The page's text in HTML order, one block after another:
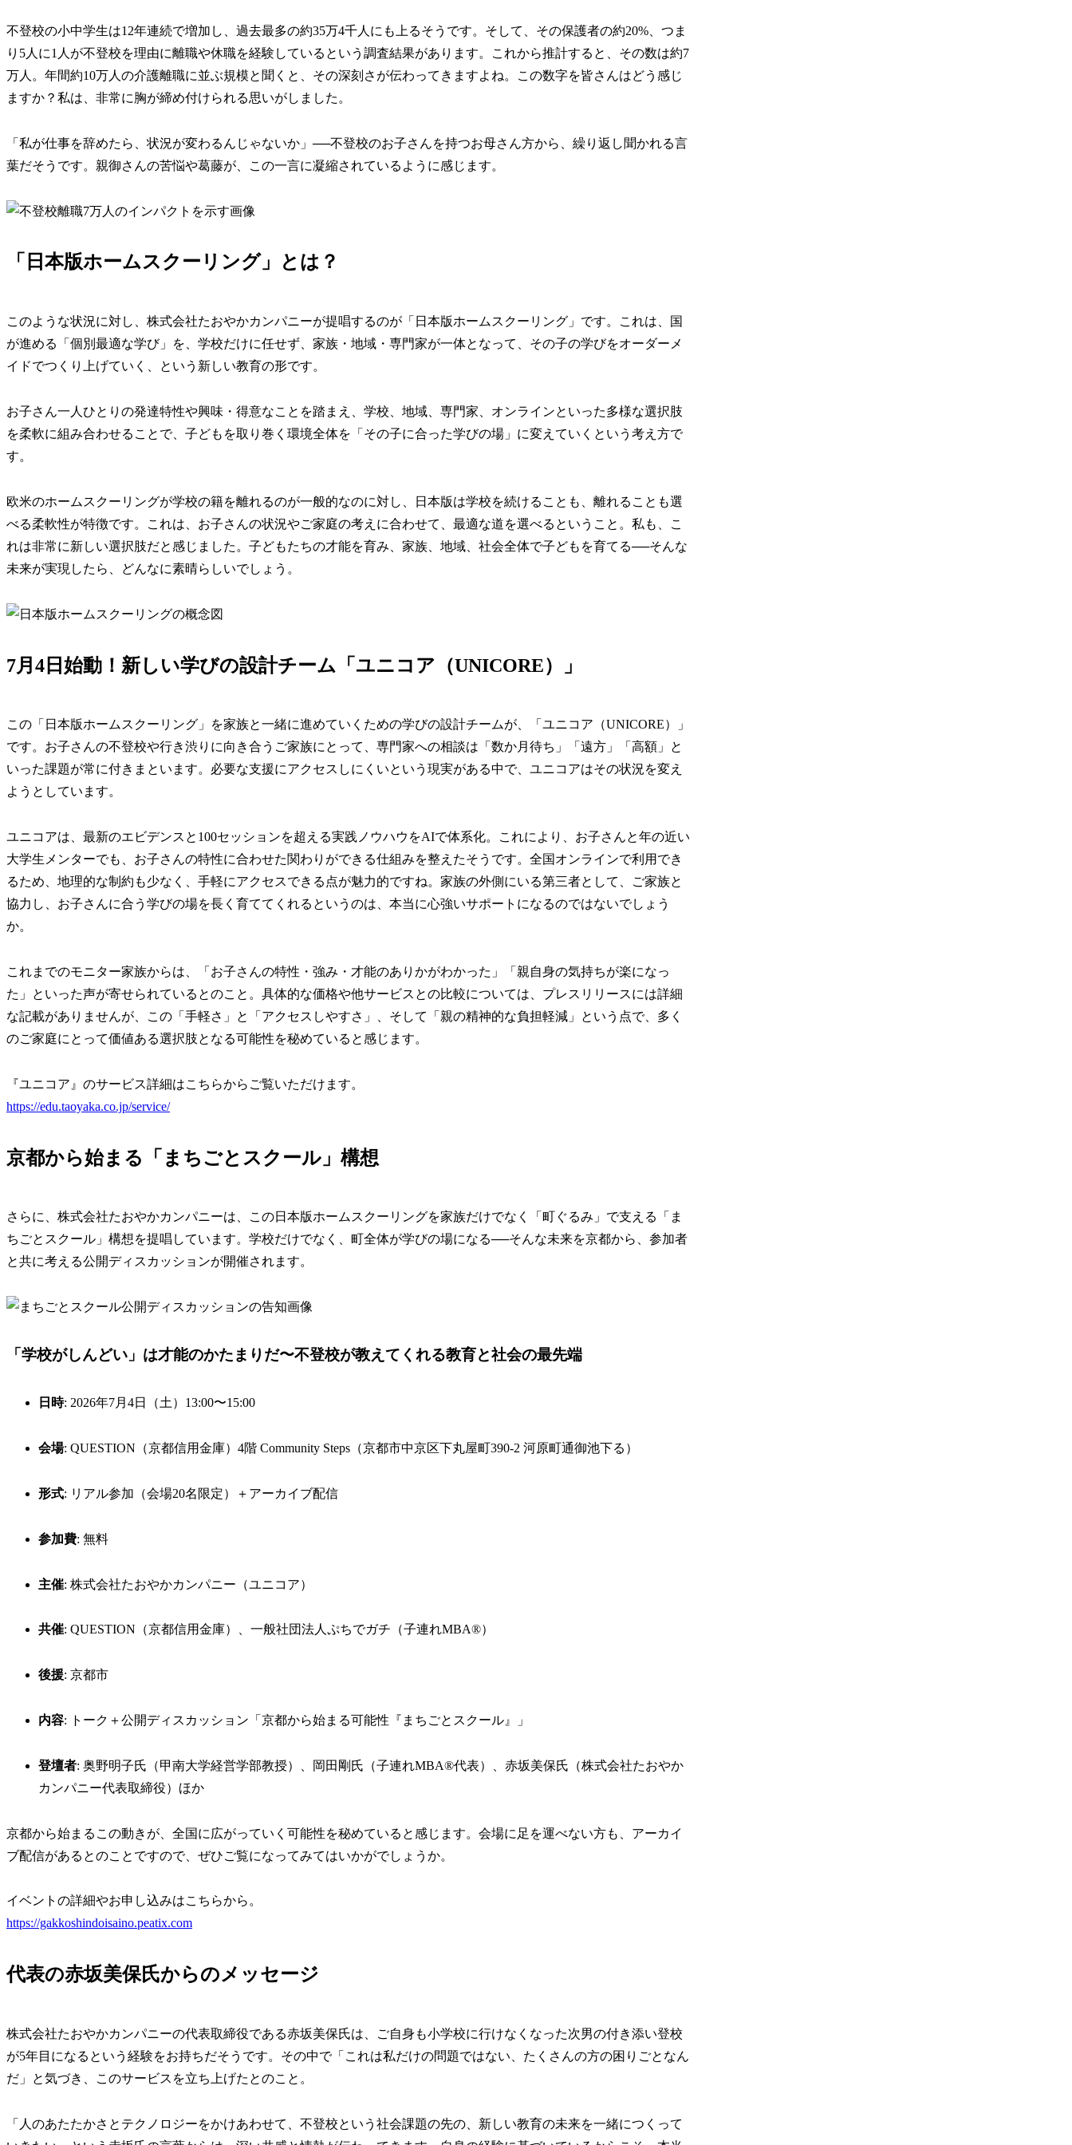
不登校の小中学生は12年連続で増加し、過去最多の約35万4千人にも上るそうです。そして、その保護者の約20%、つま
り5人に1人が不登校を理由に離職や休職を経験しているという調査結果があります。これから推計すると、その数は約7
万人。年間約10万人の介護離職に並ぶ規模と聞くと、その深刻さが伝わってきますよね。この数字を皆さんはどう感じ
ますか？私は、非常に胸が締め付けられる思いがしました。
「私が仕事を辞めたら、状況が変わるんじゃないか」──不登校のお子さんを持つお母さん方から、繰り返し聞かれる言
葉だそうです。親御さんの苦悩や葛藤が、この一言に凝縮されているように感じます。
「日本版ホームスクーリング」とは？
このような状況に対し、株式会社たおやかカンパニーが提唱するのが「日本版ホームスクーリング」です。これは、国
が進める「個別最適な学び」を、学校だけに任せず、家族・地域・専門家が一体となって、その子の学びをオーダーメ
イドでつくり上げていく、という新しい教育の形です。
お子さん一人ひとりの発達特性や興味・得意なことを踏まえ、学校、地域、専門家、オンラインといった多様な選択肢
を柔軟に組み合わせることで、子どもを取り巻く環境全体を「その子に合った学びの場」に変えていくという考え方で
す。
欧米のホームスクーリングが学校の籍を離れるのが一般的なのに対し、日本版は学校を続けることも、離れることも選
べる柔軟性が特徴です。これは、お子さんの状況やご家庭の考えに合わせて、最適な道を選べるということ。私も、こ
れは非常に新しい選択肢だと感じました。子どもたちの才能を育み、家族、地域、社会全体で子どもを育てる──そんな
未来が実現したら、どんなに素晴らしいでしょう。
7月4日始動！新しい学びの設計チーム「ユニコア（UNICORE）」
この「日本版ホームスクーリング」を家族と一緒に進めていくための学びの設計チームが、「ユニコア（UNICORE）」
です。お子さんの不登校や行き渋りに向き合うご家族にとって、専門家への相談は「数か月待ち」「遠方」「高額」と
いった課題が常に付きまといます。必要な支援にアクセスしにくいという現実がある中で、ユニコアはその状況を変え
ようとしています。
ユニコアは、最新のエビデンスと100セッションを超える実践ノウハウをAIで体系化。これにより、お子さんと年の近い
大学生メンターでも、お子さんの特性に合わせた関わりができる仕組みを整えたそうです。全国オンラインで利用でき
るため、地理的な制約も少なく、手軽にアクセスできる点が魅力的ですね。家族の外側にいる第三者として、ご家族と
協力し、お子さんに合う学びの場を長く育ててくれるというのは、本当に心強いサポートになるのではないでしょう
か。
これまでのモニター家族からは、「お子さんの特性・強み・才能のありかがわかった」「親自身の気持ちが楽になっ
た」といった声が寄せられているとのこと。具体的な価格や他サービスとの比較については、プレスリリースには詳細
な記載がありませんが、この「手軽さ」と「アクセスしやすさ」、そして「親の精神的な負担軽減」という点で、多く
のご家庭にとって価値ある選択肢となる可能性を秘めていると感じます。
『ユニコア』のサービス詳細はこちらからご覧いただけます。
https://edu.taoyaka.co.jp/service/
京都から始まる「まちごとスクール」構想
さらに、株式会社たおやかカンパニーは、この日本版ホームスクーリングを家族だけでなく「町ぐるみ」で支える「ま
ちごとスクール」構想を提唱しています。学校だけでなく、町全体が学びの場になる──そんな未来を京都から、参加者
と共に考える公開ディスカッションが開催されます。
「学校がしんどい」は才能のかたまりだ〜不登校が教えてくれる教育と社会の最先端
日時: 2026年7月4日（土）13:00〜15:00
会場: QUESTION（京都信用金庫）4階 Community Steps（京都市中京区下丸屋町390-2 河原町通御池下る）
形式: リアル参加（会場20名限定）＋アーカイブ配信
参加費: 無料
主催: 株式会社たおやかカンパニー（ユニコア）
共催: QUESTION（京都信用金庫）、一般社団法人ぷちでガチ（子連れMBA®）
後援: 京都市
内容: トーク＋公開ディスカッション「京都から始まる可能性『まちごとスクール』」
登壇者: 奥野明子氏（甲南大学経営学部教授）、岡田剛氏（子連れMBA®代表）、赤坂美保氏（株式会社たおやか
カンパニー代表取締役）ほか
京都から始まるこの動きが、全国に広がっていく可能性を秘めていると感じます。会場に足を運べない方も、アーカイ
ブ配信があるとのことですので、ぜひご覧になってみてはいかがでしょうか。
イベントの詳細やお申し込みはこちらから。
https://gakkoshindoisaino.peatix.com
代表の赤坂美保氏からのメッセージ
株式会社たおやかカンパニーの代表取締役である赤坂美保氏は、ご自身も小学校に行けなくなった次男の付き添い登校
が5年目になるという経験をお持ちだそうです。その中で「これは私だけの問題ではない、たくさんの方の困りごとなん
だ」と気づき、このサービスを立ち上げたとのこと。
「人のあたたかさとテクノロジーをかけあわせて、不登校という社会課題の先の、新しい教育の未来を一緒につくって